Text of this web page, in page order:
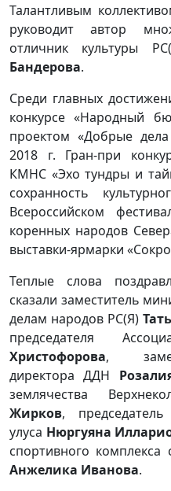
Талантливым
руководит автор
отличник культуры
Бандерова.
Среди главных
конкурсе «Народный
проектом «Добрые
2018 г. Гран-при
КМНС «Эхо тундры и
сохранность
Всероссийском
коренных народов
выставки-ярмарки
Теплые слова
сказали заместитель
делам народов РС(Я)
председателя
Христофорова,
директора ДДН
землячества
Жирков,
улуса Нюргуяна
спортивного комплекса
Анжелика Иванова.